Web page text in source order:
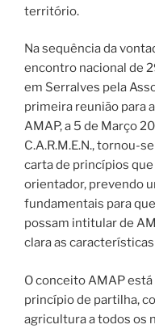
território.
Na sequência da
encontro nacional de
em Serralves pela
primeira reunião para
AMAP, a 5 de Março
C.A.R.M.E.N., tornou-
carta de princípios
orientador, prevendo
fundamentais para
possam intitular de
clara as
O conceito AMAP
princípio de partilha,
agricultura a todos os